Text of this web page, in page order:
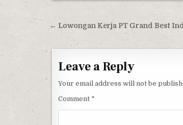
Post navigation
← Lowongan Kerja PT Grand Best
Leave a Reply
Your email address will not be
Comment *